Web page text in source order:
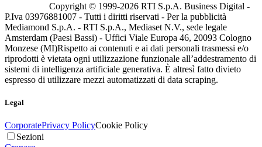
Copyright © 1999-2026 RTI S.p.A. Business Digital -
P.Iva 03976881007 - Tutti i diritti riservati - Per la pubblicità
Mediamond S.p.A. - RTI S.p.A., Mediaset N.V., sede legale
Amsterdam (Paesi Bassi) - Uffici Viale Europa 46, 20093 Cologno
Monzese (MI)Rispetto ai contenuti e ai dati personali trasmessi e/o
riprodotti è vietata ogni utilizzazione funzionale all’addestramento di
sistemi di intelligenza artificiale generativa. È altresì fatto divieto
espresso di utilizzare mezzi automatizzati di data scraping.
Legal
CorporatePrivacy PolicyCookie Policy
Sezioni